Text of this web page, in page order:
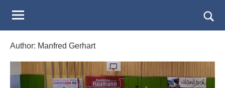
Judo
Landesverband
Salzburg
Author: Manfred Gerhart